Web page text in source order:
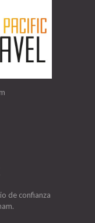
de confianza